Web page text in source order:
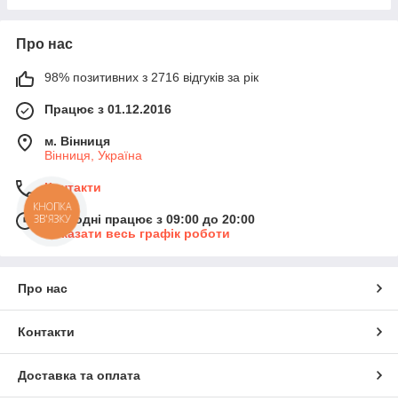
Про нас
98% позитивних з 2716 відгуків за рік
Працює з 01.12.2016
м. Вінниця
Вінниця, Україна
Контакти
Сьогодні працює з 09:00 до 20:00
Показати весь графік роботи
Про нас
Контакти
Доставка та оплата
КНОПКА
ЗВ'ЯЗКУ